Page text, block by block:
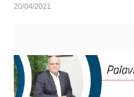
GALERIA EX-PRESIDENTES
20/04/2021